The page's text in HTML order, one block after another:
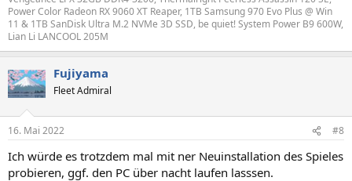
Power Color Radeon RX 9060 XT Reaper, 1TB Samsung 970 Evo Plus @ Win
11 & 1TB SanDisk Ultra M.2 NVMe 3D SSD, be quiet! System Power B9 600W,
Lian Li LANCOOL 205M
Fujiyama
Fleet Admiral
16. Mai 2022 #8
Ich würde es trotzdem mal mit ner Neuinstallation des Spieles
probieren, ggf. den PC über nacht laufen lasssen.